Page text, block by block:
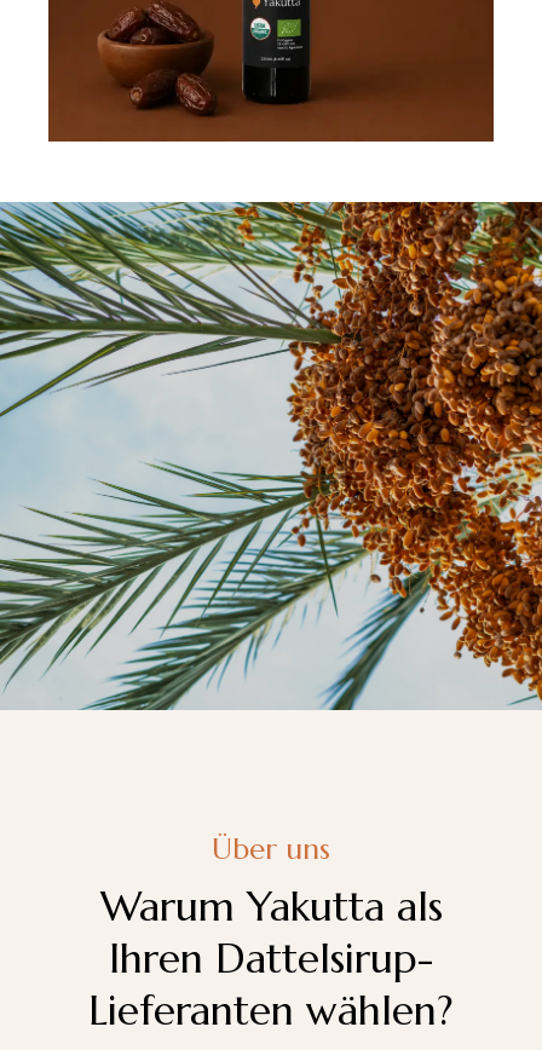
Über uns
Warum Yakutta als
Ihren Dattelsirup-
Lieferanten wählen?